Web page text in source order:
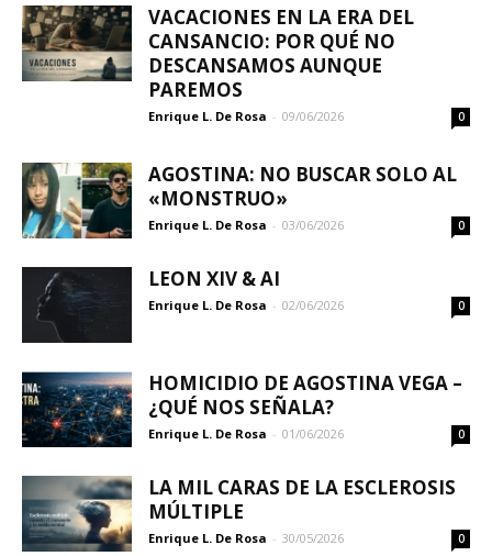
Alabaster
VACACIONES EN LA ERA DEL
CANSANCIO: POR QUÉ NO
DESCANSAMOS AUNQUE
PAREMOS
Enrique L. De Rosa - 09/06/2026 0
AGOSTINA: NO BUSCAR SOLO AL
«MONSTRUO»
Enrique L. De Rosa - 03/06/2026 0
LEON XIV & AI
Enrique L. De Rosa - 02/06/2026 0
HOMICIDIO DE AGOSTINA VEGA –
¿QUÉ NOS SEÑALA?
Enrique L. De Rosa - 01/06/2026 0
LA MIL CARAS DE LA ESCLEROSIS
MÚLTIPLE
Enrique L. De Rosa - 30/05/2026 0